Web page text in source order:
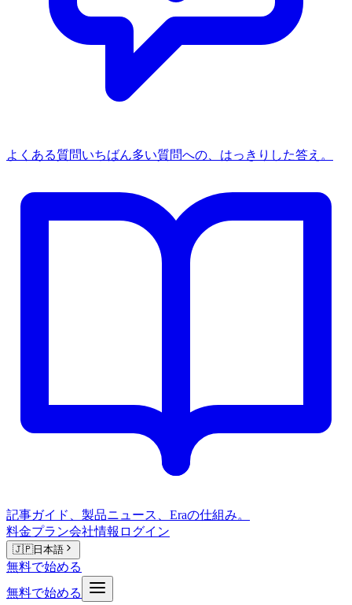
よくある質問いちばん多い質問への、はっきりした答え。
記事ガイド、製品ニュース、Eraの仕組み。
料金プラン会社情報 ログイン
🇯🇵日本語
無料で始める
無料で始める